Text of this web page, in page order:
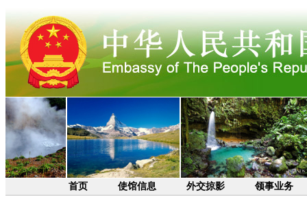
首页 使馆信息 外交掠影 领事业务